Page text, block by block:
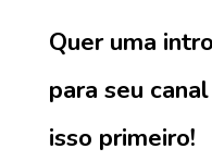
Quer uma
para seu
isso primeiro!